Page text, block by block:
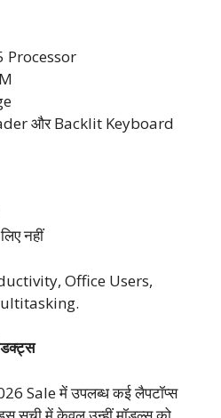
Processor
और Backlit Keyboard
नहीं
Office Users,
Sale में उपलब्ध कई लैपटॉप्स